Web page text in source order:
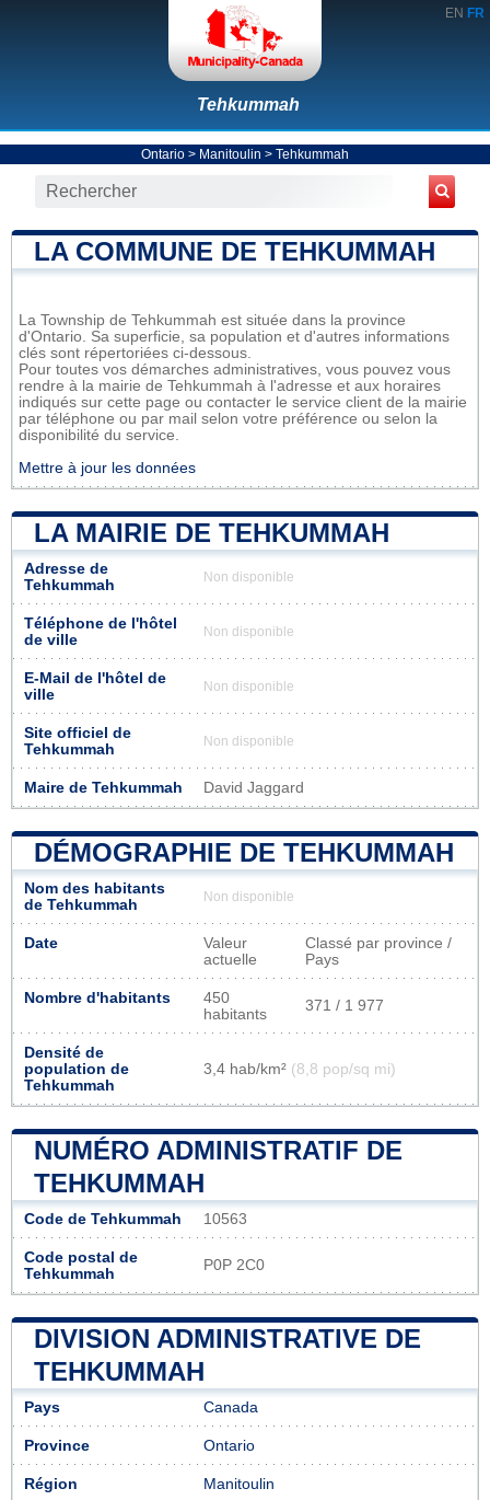
EN FR
Tehkummah
Ontario > Manitoulin > Tehkummah
LA COMMUNE DE TEHKUMMAH
La Township de Tehkummah est située dans la province
d'Ontario. Sa superficie, sa population et d'autres informations
clés sont répertoriées ci-dessous.
Pour toutes vos démarches administratives, vous pouvez vous
rendre à la mairie de Tehkummah à l'adresse et aux horaires
indiqués sur cette page ou contacter le service client de la mairie
par téléphone ou par mail selon votre préférence ou selon la
disponibilité du service.
Mettre à jour les données
LA MAIRIE DE TEHKUMMAH
Adresse de
Tehkummah
Non disponible
Téléphone de l'hôtel
de ville
Non disponible
E-Mail de l'hôtel de
ville
Non disponible
Site officiel de
Tehkummah
Non disponible
Maire de Tehkummah David Jaggard
DÉMOGRAPHIE DE TEHKUMMAH
Nom des habitants
de Tehkummah
Non disponible
Date
Valeur
actuelle
Classé par province /
Pays
Nombre d'habitants
450
habitants
371 / 1 977
Densité de
population de
Tehkummah
3,4 hab/km² (8,8 pop/sq mi)
NUMÉRO ADMINISTRATIF DE
TEHKUMMAH
Code de Tehkummah 10563
Code postal de
Tehkummah
P0P 2C0
DIVISION ADMINISTRATIVE DE
TEHKUMMAH
Pays Canada
Province Ontario
Région Manitoulin